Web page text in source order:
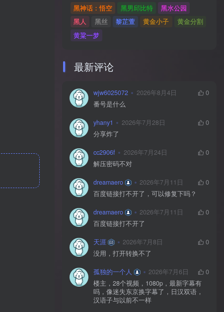
黑神话：悟空
黑男邱比特
黑水公园
黑人
黑丝 黎芷萱 黄金小子
黄金分割
黄粱一梦
最新评论
wjw6025072 2026年8月4日
0
番号是什么
yhany1 2026年7月28日
0
分享炸了
cc2906f 2026年7月24日
0
解压密码不对
dreamaero 2026年7月11日
0
百度链接打不开了，可以修复下吗？
dreamaero 2026年7月11日
0
百度链接打不开了
天涯 2026年7月8日
0
没用，打开转换不了
孤独的一个人 2026年7月6日
0
楼主，28个视频，1080p，最新字幕有
吗，像迷失东京换字幕了，日汉双语，
汉语子与以前不一样